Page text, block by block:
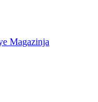
Magazinja